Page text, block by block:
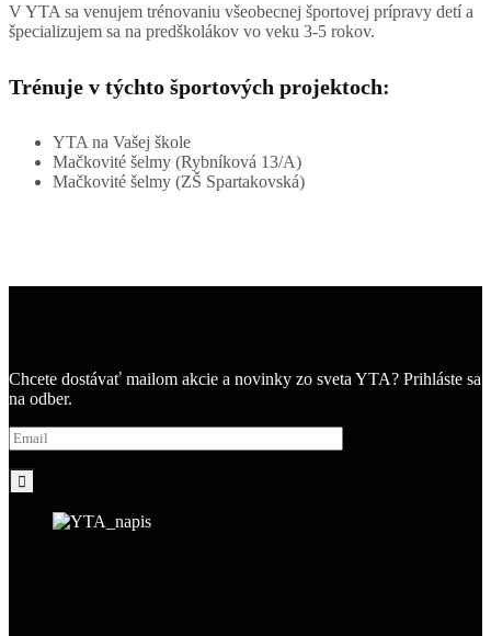
V YTA sa venujem trénovaniu všeobecnej športovej prípravy detí a
špecializujem sa na predškolákov vo veku 3-5 rokov.
Trénuje v týchto športových projektoch:
YTA na Vašej škole
Mačkovité šelmy (Rybníková 13/A)
Mačkovité šelmy (ZŠ Spartakovská)
Chcete dostávať mailom akcie a novinky zo sveta YTA? Prihláste sa
na odber.